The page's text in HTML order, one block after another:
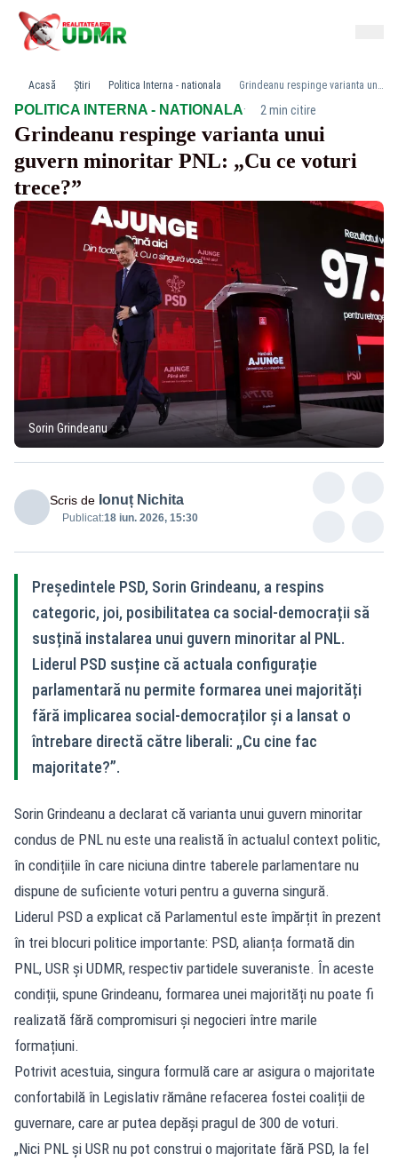
Acasă Știri Politica Interna - nationala Grindeanu respinge varianta unui guvern minoritar PNL: „Cu ce voturi trece?”
POLITICA INTERNA - NATIONALA· 2 min citire
Grindeanu respinge varianta unui
guvern minoritar PNL: „Cu ce voturi
trece?”
Sorin Grindeanu
Scris de Ionuț Nichita
Publicat:18 iun. 2026, 15:30
Președintele PSD, Sorin Grindeanu, a respins
categoric, joi, posibilitatea ca social-democrații să
susțină instalarea unui guvern minoritar al PNL.
Liderul PSD susține că actuala configurație
parlamentară nu permite formarea unei majorități
fără implicarea social-democraților și a lansat o
întrebare directă către liberali: „Cu cine fac
majoritate?”.
Sorin Grindeanu a declarat că varianta unui guvern minoritar
condus de PNL nu este una realistă în actualul context politic,
în condițiile în care niciuna dintre taberele parlamentare nu
dispune de suficiente voturi pentru a guverna singură.
Liderul PSD a explicat că Parlamentul este împărțit în prezent
în trei blocuri politice importante: PSD, alianța formată din
PNL, USR și UDMR, respectiv partidele suveraniste. În aceste
condiții, spune Grindeanu, formarea unei majorități nu poate fi
realizată fără compromisuri și negocieri între marile
formațiuni.
Potrivit acestuia, singura formulă care ar asigura o majoritate
confortabilă în Legislativ rămâne refacerea fostei coaliții de
guvernare, care ar putea depăși pragul de 300 de voturi.
„Nici PNL și USR nu pot construi o majoritate fără PSD, la fel